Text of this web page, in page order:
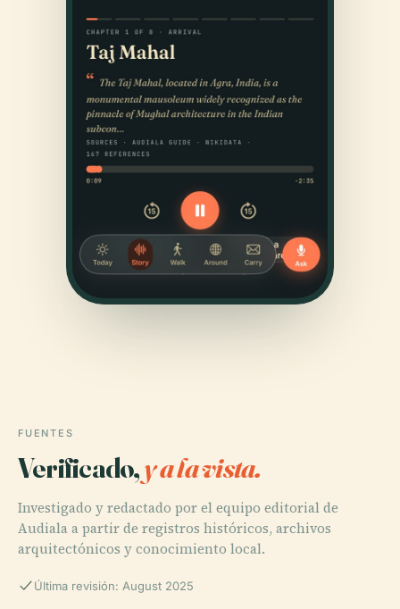
FUENTES
Verificado,y a la vista.
Investigado y redactado por el equipo editorial de
Audiala a partir de registros históricos, archivos
arquitectónicos y conocimiento local.
Última revisión: August 2025